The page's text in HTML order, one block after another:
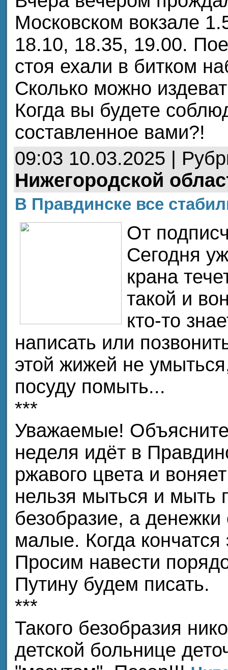
Московском вокзале
18.10, 18.35, 19.00.
стоя ехали в битком
Сколько можно
Когда вы будете
составленное вами?!
09:03 10.03.2025 |
Нижегородской
В Правдинске все
От
Сегодня
крана
такой и
кто-то
написать или
этой жижей не
посуду помыть...
***
Уважаемые!
неделя идёт в
ржавого цвета и
нельзя мыться и мыть
безобразие, а денежки
малые. Когда кончатся
Просим навести
Путину будем писать.
***
Такого безобразия
детской больнице